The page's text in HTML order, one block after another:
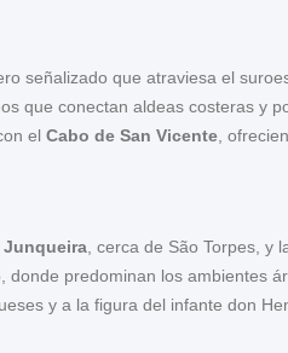
señalizado que atraviesa el
que conectan aldeas costeras y
el Cabo de San Vicente ,
Junqueira , cerca de São Torpes, y
donde predominan los ambientes
y a la figura del infante don